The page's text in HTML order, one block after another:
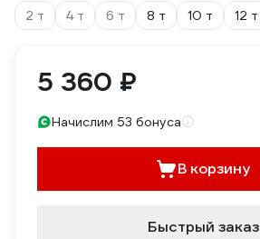
2 т
4 т 6 т 8 т 10 т 12 т
5 360 ₽
Начислим 53 бонуса
В корзину
Быстрый заказ